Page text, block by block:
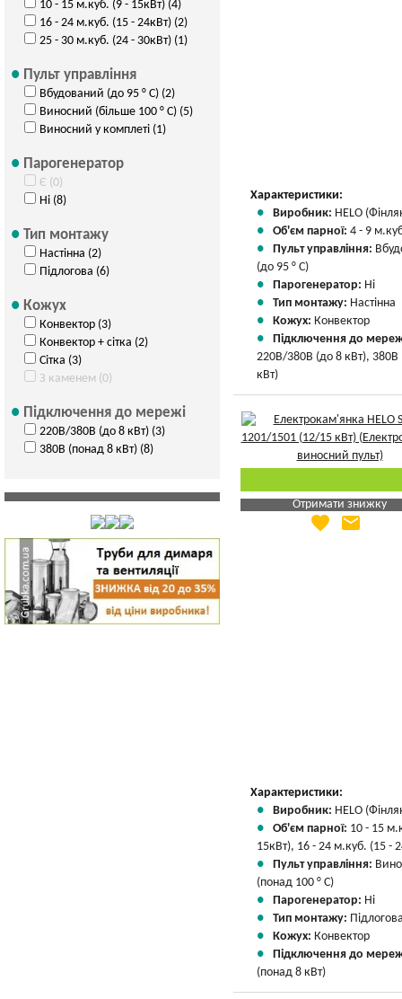
10 - 15 м.куб. (9 - 15кВт) (4)
16 - 24 м.куб. (15 - 24кВт) (2)
25 - 30 м.куб. (24 - 30кВт) (1)
Пульт управління
Вбудований (до 95 ° С) (2)
Виносний (більше 100 ° С) (5)
Виносний у комплеті (1)
Парогенератор
Є (0)
Ні (8)
Тип монтажу
Настінна (2)
Підлогова (6)
Кожух
Конвектор (3)
Конвектор + сітка (2)
Сітка (3)
З каменем (0)
Підключення до мережі
220В/380В (до 8 кВт) (3)
380В (понад 8 кВт) (8)
Характеристики:
Виробник: HELO
Об'єм парної: 4 - 9
Пульт управління:
(до 95 ° С)
Парогенератор: Ні
Тип монтажу: Настінна
Кожух: Конвектор
Підключення до
220В/380В (до 8 кВт), 380В
кВт)
Отримати знижку
Яка Ваша ціна
favorite email
Характеристики:
Виробник: HELO
Об'єм парної: 10 - 15
15кВт), 16 - 24 м.куб. (15 -
Пульт управління:
(понад 100 ° С)
Парогенератор: Ні
Тип монтажу:
Кожух: Конвектор
Підключення до
(понад 8 кВт)